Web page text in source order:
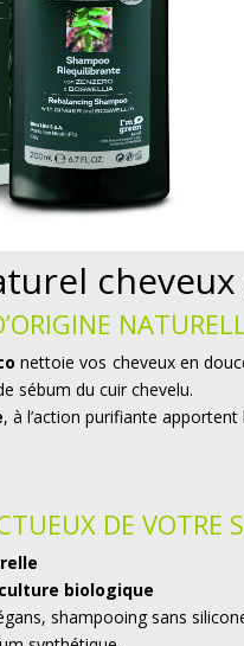
nettoie vos cheveux en
sébum du cuir chevelu.
, à l’action purifiante
DE VOTRE
biologique
shampooing sans